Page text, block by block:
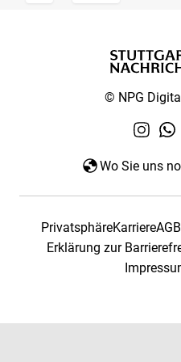
© NPG
Wo Sie uns
PrivatsphäreKarriereAGB
Erklärung zur